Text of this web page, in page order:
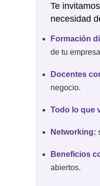
Te
necesidad
Formación
de tu
Docentes
negocio.
Todo lo que
Networking:
Beneficios
abiertos.